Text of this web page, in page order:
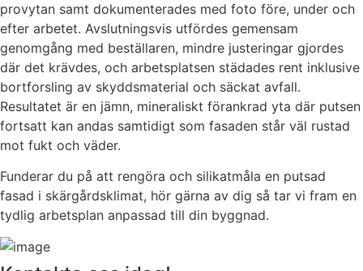
provytan samt dokumenterades med foto före, under och
efter arbetet. Avslutningsvis utfördes gemensam
genomgång med beställaren, mindre justeringar gjordes
där det krävdes, och arbetsplatsen städades rent inklusive
bortforsling av skyddsmaterial och säckat avfall.
Resultatet är en jämn, mineraliskt förankrad yta där putsen
fortsatt kan andas samtidigt som fasaden står väl rustad
mot fukt och väder.
Funderar du på att rengöra och silikatmåla en putsad
fasad i skärgårdsklimat, hör gärna av dig så tar vi fram en
tydlig arbetsplan anpassad till din byggnad.